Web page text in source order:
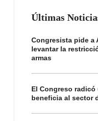
Últimas
Congresista pide a
levantar la
armas
El Congreso
beneficia al sector